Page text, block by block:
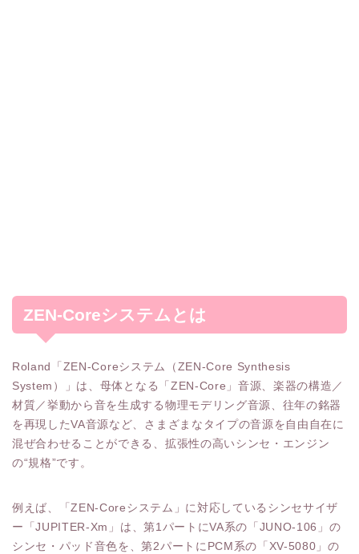
ZEN-Coreシステムとは
Roland「ZEN-Coreシステム（ZEN-Core Synthesis
System）」は、母体となる「ZEN-Core」音源、楽器の構造／
材質／挙動から音を生成する物理モデリング音源、往年の銘器
を再現したVA音源など、さまざまなタイプの音源を自由自在に
混ぜ合わせることができる、拡張性の高いシンセ・エンジン
の“規格”です。
例えば、「ZEN-Coreシステム」に対応しているシンセサイザ
ー「JUPITER-Xm」は、第1パートにVA系の「JUNO-106」の
シンセ・パッド音色を、第2パートにPCM系の「XV-5080」の